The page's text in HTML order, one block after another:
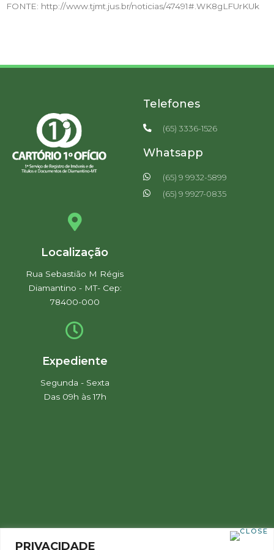
PRIVACIDADE
FONTE: http://www.tjmt.jus.br/noticias/47491#.WK8gLFUrKUk
Telefones
(65) 3336-1526
Whatsapp
(65) 9 9932-5899
(65) 9 9927-0835
Localização
Rua Sebastião M Régis
Diamantino - MT- Cep:
78400-000
Expediente
Segunda - Sexta
Das 09h às 17h